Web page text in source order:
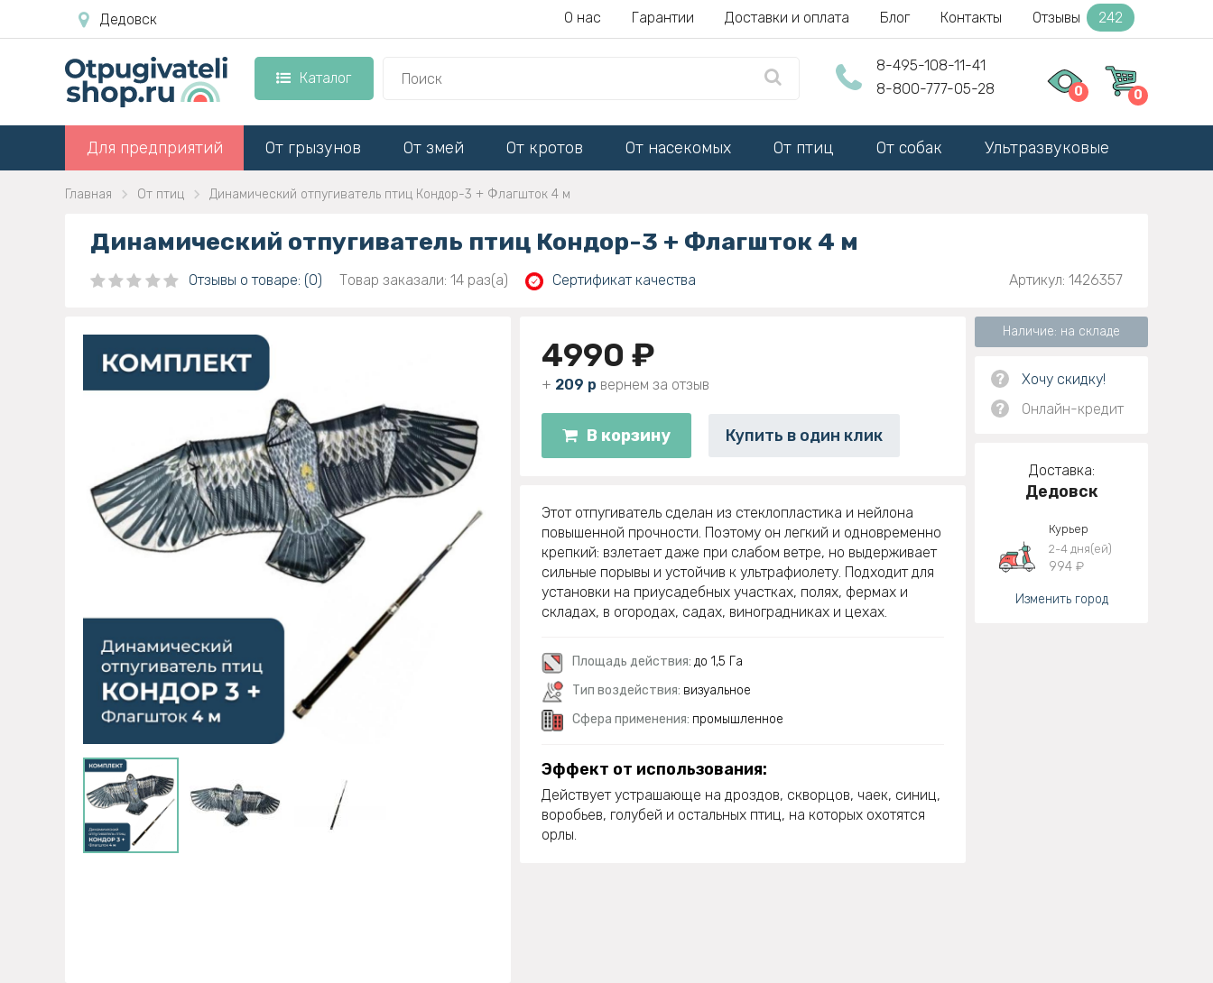
Дедовск О нас Гарантии Доставки и оплата Блог Контакты Отзывы 242
Каталог
8-495-108-11-41
8-800-777-05-28
0 0
Для предприятий От грызунов От змей От кротов От насекомых От птиц От собак Ультразвуковые
Главная От птиц Динамический отпугиватель птиц Кондор-3 + Флагшток 4 м
Динамический отпугиватель птиц Кондор-3 + Флагшток 4 м
Отзывы о товаре: (0) Товар заказали: 14 раз(а) Сертификат качества Артикул: 1426357
4990 ₽
+ 209 р вернем за отзыв
В корзину Купить в один клик
Этот отпугиватель сделан из стеклопластика и нейлона
повышенной прочности. Поэтому он легкий и одновременно
крепкий: взлетает даже при слабом ветре, но выдерживает
сильные порывы и устойчив к ультрафиолету. Подходит для
установки на приусадебных участках, полях, фермах и
складах, в огородах, садах, виноградниках и цехах.
Площадь действия: до 1,5 Га
Тип воздействия: визуальное
Сфера применения: промышленное
Эффект от использования:
Действует устрашающе на дроздов, скворцов, чаек, синиц,
воробьев, голубей и остальных птиц, на которых охотятся
орлы.
Наличие: на складе
?
Хочу скидку!
?
Онлайн-кредит
Доставка:
Дедовск
Курьер
2-4 дня(ей)
994 ₽
Изменить город